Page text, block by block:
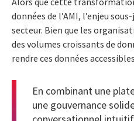
données de l’AMI, l’enjeu
secteur. Bien que les
des volumes croissants de
rendre ces données
En combinant une
une gouvernance